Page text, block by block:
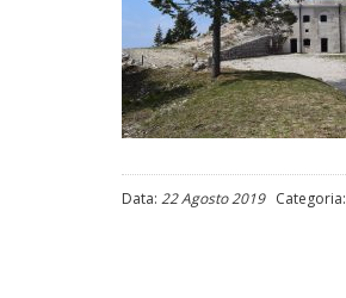
Data: 22 Agosto 2019Categoria: